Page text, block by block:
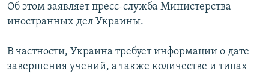
ПОБЕДИТЕЛЕЙ НЕ СУДЯТ?
ELIFBE
ПРИСОЕДИНЯЙТЕСЬ!
Об этом заявляет пресс-служба Министерства
иностранных дел Украины.
В частности, Украина требует информации о дате
завершения учений, а также количестве и типах